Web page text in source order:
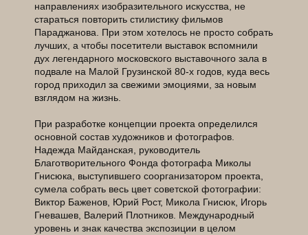
направлениях изобразительного искусства, не
стараться повторить стилистику фильмов
Параджанова. При этом хотелось не просто собрать
лучших, а чтобы посетители выставок вспомнили
дух легендарного московского выставочного зала в
подвале на Малой Грузинской 80-х годов, куда весь
город приходил за свежими эмоциями, за новым
взглядом на жизнь.
При разработке концепции проекта определился
основной состав художников и фотографов.
Надежда Майданская, руководитель
Благотворительного Фонда фотографа Миколы
Гнисюка, выступившего соорганизатором проекта,
сумела собрать весь цвет советской фотографии:
Виктор Баженов, Юрий Рост, Микола Гнисюк, Игорь
Гневашев, Валерий Плотников. Международный
уровень и знак качества экспозиции в целом